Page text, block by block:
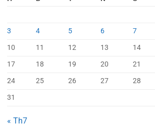
3
4 5 6 7
10
11 12 13 14
17
18 19 20 21
24
25 26 27 28
31
« Th7